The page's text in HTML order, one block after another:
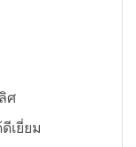
ศ
เยี่ยม